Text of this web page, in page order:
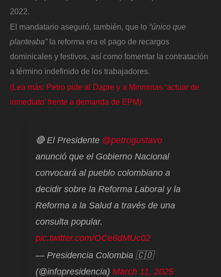
2022.
El mandatario aseguró, también, que lo “único que
planteaba”la reforma era el pago de recargos
dominicales y festivos, así como fomentar la contratación
a término indefinido de los trabajadores.
(Lea más: Petro pide al Dapre y a Minminas ‘actuar de
inmediato’ frente a demanda de EPM)
🔴 El Presidente @petrogustavo
anunció que el Gobierno Nacional
convocará al pueblo colombiano a
decidir sobre la Reforma Laboral y la
Reforma a la Salud a través de una
consulta popular.
pic.twitter.com/OCe6dMUc02
— Presidencia Colombia 🇨🇴
(@infopresidencia)March 11, 2025